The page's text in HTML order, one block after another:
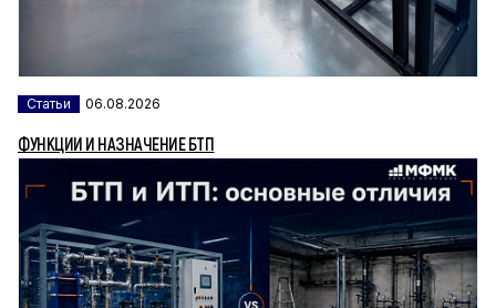
Статьи 06.08.2026
ФУНКЦИИ И НАЗНАЧЕНИЕ БТП